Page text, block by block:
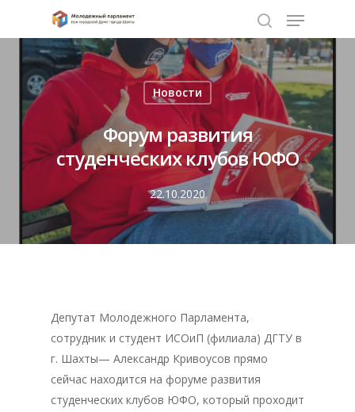
Нажмите Enter для поиска или ESC чтобы
закрыть
Новости
Форум развития
студенческих клубов ЮФО
22.10.2020
Депутат Молодежного Парламента,
сотрудник и студент ИСОиП (филиала) ДГТУ в
г. Шахты— Александр Кривоусов прямо
сейчас находится на форуме развития
студенческих клубов ЮФО, который проходит